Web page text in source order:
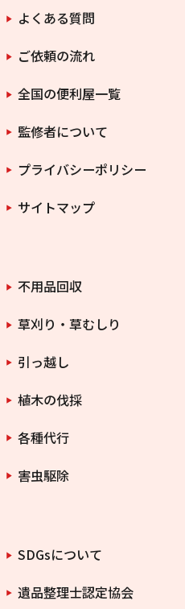
よくある質問
ご依頼の流れ
全国の便利屋一覧
監修者について
プライバシーポリシー
サイトマップ
不用品回収
草刈り・草むしり
引っ越し
植木の伐採
各種代行
害虫駆除
SDGsについて
遺品整理士認定協会